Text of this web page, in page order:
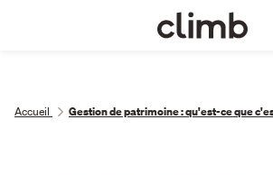
Accueil Gestion de patrimoine : qu'est-ce que